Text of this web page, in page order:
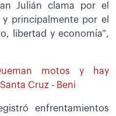
Julián clama por el
principalmente por el
libertad y economía”,
motos y hay
Cruz - Beni
enfrentamientos